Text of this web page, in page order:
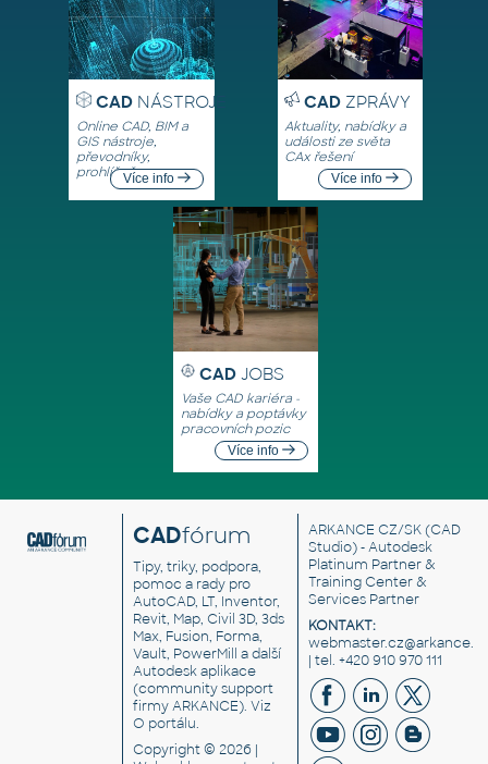
CADNÁSTROJE
Online CAD, BIM a
GIS nástroje,
převodníky,
prohlížečeVíce info
CADZPRÁVY
Aktuality, nabídky a
události ze světa
CAx řešení
Více info
CAD JOBS
Vaše CAD kariéra -
nabídky a poptávky
pracovních pozic
Více info
CADfórum
Tipy, triky, podpora,
pomoc a rady pro
AutoCAD, LT, Inventor,
Revit, Map, Civil 3D, 3ds
Max, Fusion, Forma,
Vault, PowerMill a další
Autodesk aplikace
(community support
firmy ARKANCE). Viz
O portálu.
Copyright © 2026 |
ARKANCE CZ/SK(CAD
Studio) - Autodesk
Platinum Partner &
Training Center &
Services Partner
KONTAKT:
| tel. +420 910 970 111